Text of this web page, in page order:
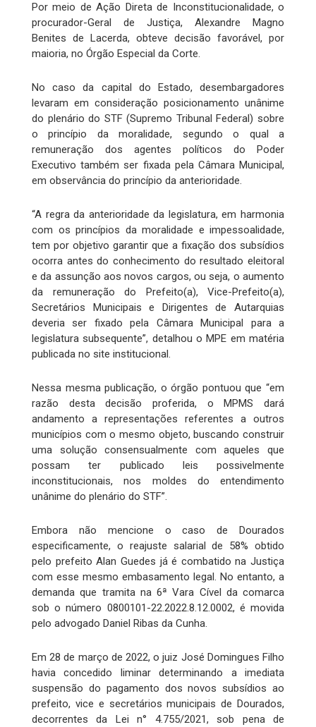
Por meio de Ação Direta de Inconstitucionalidade, o
procurador-Geral de Justiça, Alexandre Magno
Benites de Lacerda, obteve decisão favorável, por
maioria, no Órgão Especial da Corte.
No caso da capital do Estado, desembargadores
levaram em consideração posicionamento unânime
do plenário do STF (Supremo Tribunal Federal) sobre
o princípio da moralidade, segundo o qual a
remuneração dos agentes políticos do Poder
Executivo também ser fixada pela Câmara Municipal,
em observância do princípio da anterioridade.
“A regra da anterioridade da legislatura, em harmonia
com os princípios da moralidade e impessoalidade,
tem por objetivo garantir que a fixação dos subsídios
ocorra antes do conhecimento do resultado eleitoral
e da assunção aos novos cargos, ou seja, o aumento
da remuneração do Prefeito(a), Vice-Prefeito(a),
Secretários Municipais e Dirigentes de Autarquias
deveria ser fixado pela Câmara Municipal para a
legislatura subsequente”, detalhou o MPE em matéria
publicada no site institucional.
Nessa mesma publicação, o órgão pontuou que “em
razão desta decisão proferida, o MPMS dará
andamento a representações referentes a outros
municípios com o mesmo objeto, buscando construir
uma solução consensualmente com aqueles que
possam ter publicado leis possivelmente
inconstitucionais, nos moldes do entendimento
unânime do plenário do STF”.
Embora não mencione o caso de Dourados
especificamente, o reajuste salarial de 58% obtido
pelo prefeito Alan Guedes já é combatido na Justiça
com esse mesmo embasamento legal. No entanto, a
demanda que tramita na 6ª Vara Cível da comarca
sob o número 0800101-22.2022.8.12.0002, é movida
pelo advogado Daniel Ribas da Cunha.
Em 28 de março de 2022, o juiz José Domingues Filho
havia concedido liminar determinando a imediata
suspensão do pagamento dos novos subsídios ao
prefeito, vice e secretários municipais de Dourados,
decorrentes da Lei n° 4.755/2021, sob pena de